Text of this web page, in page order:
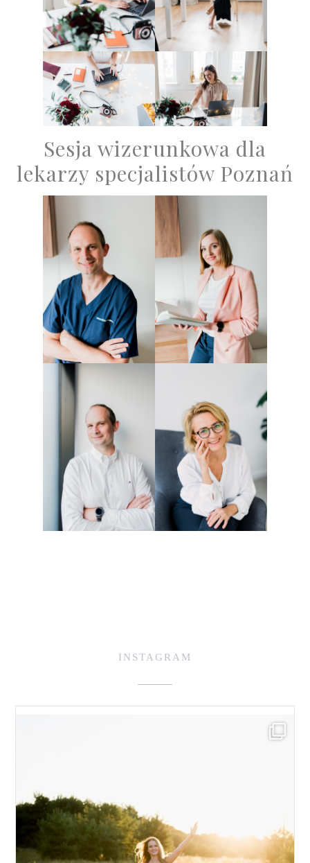
Sesja wizerunkowa dla
lekarzy specjalistów Poznań
INSTAGRAM